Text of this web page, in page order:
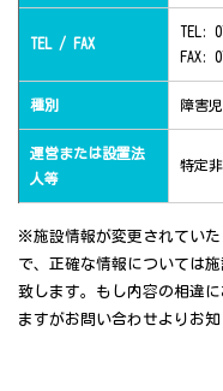
TEL / FAX
TEL:
FAX:
種別 障害
運営または設置法
人等
特定
※施設情報が変更されてい
で、正確な情報については
致します。もし内容の相違
ますがお問い合わせよりお